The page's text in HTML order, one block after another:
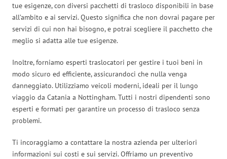
tue esigenze, con diversi pacchetti di trasloco disponibili in base
all’ambito e ai servizi. Questo significa che non dovrai pagare per
servizi di cui non hai bisogno, e potrai scegliere il pacchetto che
meglio si adatta alle tue esigenze.
Inoltre, forniamo esperti traslocatori per gestire i tuoi beni in
modo sicuro ed efficiente, assicurandoci che nulla venga
danneggiato. Utilizziamo veicoli moderni, ideali per il lungo
viaggio da Catania a Nottingham. Tutti i nostri dipendenti sono
esperti e formati per garantire un processo di trasloco senza
problemi.
Ti incoraggiamo a contattare la nostra azienda per ulteriori
informazioni sui costi e sui servizi. Offriamo un preventivo